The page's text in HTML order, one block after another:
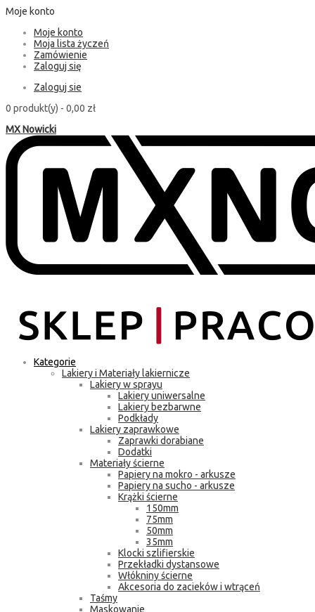
Moje konto
Moje konto
Moja lista życzeń
Zamówienie
Zaloguj się
Zaloguj sie
0 produkt(y) - 0,00 zł
MX Nowicki
Kategorie
Lakiery i Materiały lakiernicze
Lakiery w sprayu
Lakiery uniwersalne
Lakiery bezbarwne
Podkłady
Lakiery zaprawkowe
Zaprawki dorabiane
Dodatki
Materiały ścierne
Papiery na mokro - arkusze
Papiery na sucho - arkusze
Krążki ścierne
150mm
75mm
50mm
35mm
Klocki szlifierskie
Przekładki dystansowe
Włókniny ścierne
Akcesoria do zacieków i wtrąceń
Taśmy
Maskowanie